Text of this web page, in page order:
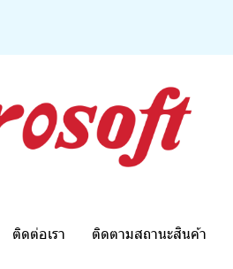
ติดต่อเรา ติดตามสถานะสินค้า